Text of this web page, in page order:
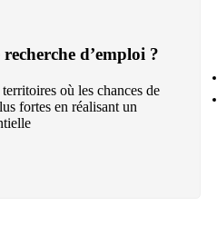
d’emploi ?
où les chances de
fortes en réalisant un